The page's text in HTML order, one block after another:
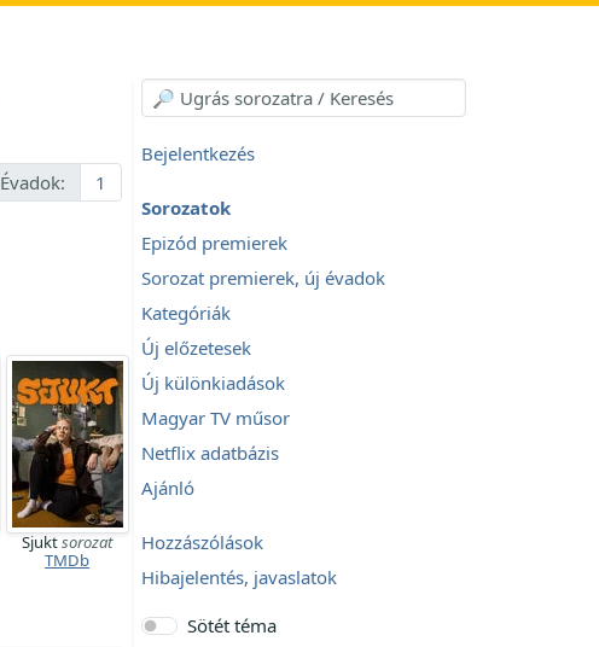
Évadok: 1
Sjuktsorozat
TMDb
Bejelentkezés
Sorozatok
Epizód premierek
Sorozat premierek, új évadok
Kategóriák
Új előzetesek
Új különkiadások
Magyar TV műsor
Netflix adatbázis
Ajánló
Hozzászólások
Hibajelentés, javaslatok
Sötét téma